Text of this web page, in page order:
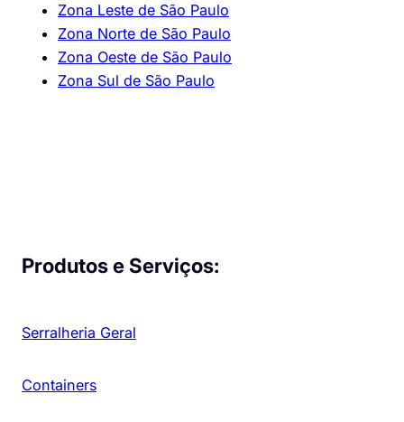
Zona Leste de São Paulo
Zona Norte de São Paulo
Zona Oeste de São Paulo
Zona Sul de São Paulo
Produtos e Serviços:
Serralheria Geral
Containers